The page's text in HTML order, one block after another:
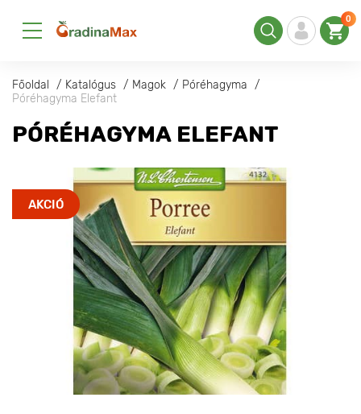
0
Főoldal Katalógus Magok
Póréhagyma
Póréhagyma Elefant
PÓRÉHAGYMA ELEFANT
AKCIÓ